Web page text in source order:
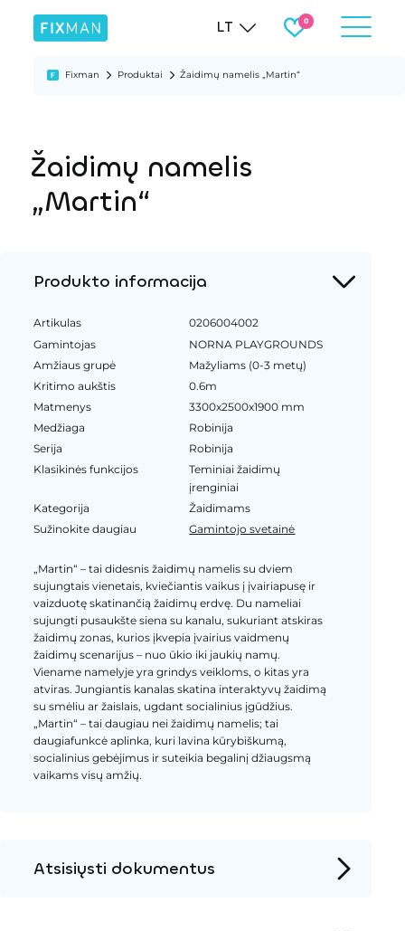
LT
Fixman Produktai Žaidimų namelis „Martin“
Žaidimų namelis
„Martin“
Produkto informacija
Artikulas
0206004002
Gamintojas
NORNA PLAYGROUNDS
Amžiaus grupė
Mažyliams (0-3 metų)
Kritimo aukštis
0.6m
Matmenys
3300x2500x1900 mm
Medžiaga
Robinija
Serija
Robinija
Klasikinės funkcijos
Teminiai žaidimų
įrenginiai
Kategorija
Žaidimams
Sužinokite daugiau
Gamintojo svetainė
„Martin“ – tai didesnis žaidimų namelis su dviem
sujungtais vienetais, kviečiantis vaikus į įvairiapusę ir
vaizduotę skatinančią žaidimų erdvę. Du nameliai
sujungti pusaukšte siena su kanalu, sukuriant atskiras
žaidimų zonas, kurios įkvepia įvairius vaidmenų
žaidimų scenarijus – nuo ūkio iki jaukių namų.
Viename namelyje yra grindys veikloms, o kitas yra
atviras. Jungiantis kanalas skatina interaktyvų žaidimą
su smėliu ar žaislais, ugdant socialinius įgūdžius.
„Martin“ – tai daugiau nei žaidimų namelis; tai
daugiafunkcė aplinka, kuri lavina kūrybiškumą,
socialinius gebėjimus ir suteikia begalinį džiaugsmą
vaikams visų amžių.
Atsisiųsti dokumentus